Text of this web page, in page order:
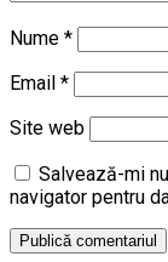
Nume *
Email *
Site web
Salvează-mi
navigator pentru